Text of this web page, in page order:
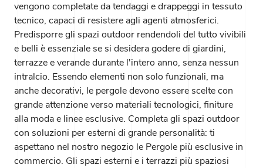
vengono completate da tendaggi e drappeggi in tessuto
tecnico, capaci di resistere agli agenti atmosferici.
Predisporre gli spazi outdoor rendendoli del tutto vivibili
e belli è essenziale se si desidera godere di giardini,
terrazze e verande durante l'intero anno, senza nessun
intralcio. Essendo elementi non solo funzionali, ma
anche decorativi, le pergole devono essere scelte con
grande attenzione verso materiali tecnologici, finiture
alla moda e linee esclusive. Completa gli spazi outdoor
con soluzioni per esterni di grande personalità: ti
aspettano nel nostro negozio le Pergole più esclusive in
commercio. Gli spazi esterni e i terrazzi più spaziosi